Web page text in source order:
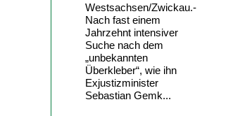
Westsachsen/Zwickau.-
Nach fast einem
Jahrzehnt intensiver
Suche nach dem
„unbekannten
Überkleber“, wie ihn
Exjustizminister
Sebastian Gemk...